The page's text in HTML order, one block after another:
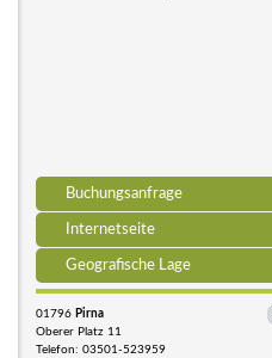
Buchungsanfrage
Internetseite
Geografische Lage
01796 Pirna
Oberer Platz 11
Telefon: 03501-523959